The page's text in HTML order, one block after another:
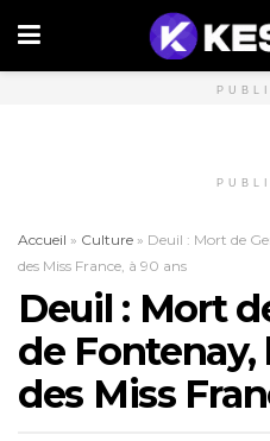
Accueil » Culture » Deuil : Mort de
des Miss France, à 90 ans
Deuil : Mort
de Fontenay,
des Miss